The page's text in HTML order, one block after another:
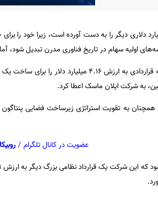
دلاری دیگر را به دست آورده است، زیرا خود را
اولیه سهام در تاریخ فناوری مدرن تبدیل شود،
به گزارش ایسنا، نیروی فضایی ایالات متحده روز گذشته قراردادی به ارزش ۴.۱۶
به شرکت ایلان ماسک اعطا کرد.
به تقویت استراتژی زیرساخت فضایی
عضویت در کانال تلگرام / روبیکا